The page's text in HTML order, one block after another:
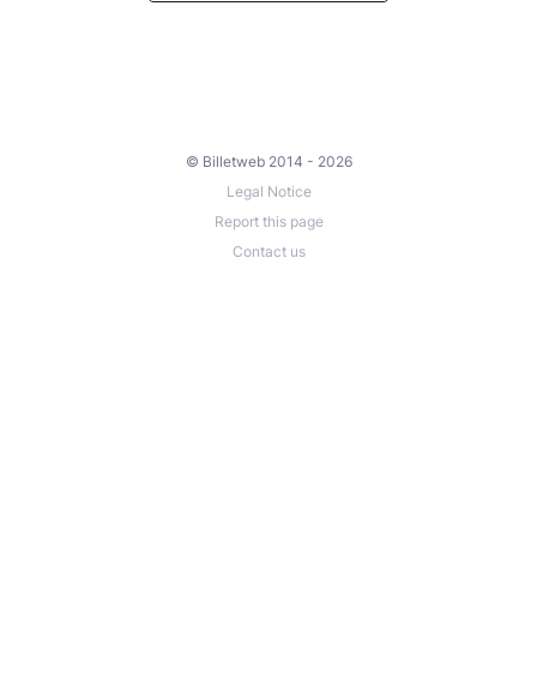
© Billetweb 2014 - 2026
Legal Notice
Report this page
Contact us